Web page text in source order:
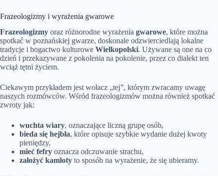
Frazeologizmy i wyrażenia gwarowe
Frazeologizmy oraz różnorodne wyrażenia gwarowe, które można
spotkać w poznańskiej gwarze, doskonale odzwierciedlają lokalne
tradycje i bogactwo kulturowe Wielkopolski. Używane są one na co
dzień i przekazywane z pokolenia na pokolenie, przez co dialekt ten
wciąż tętni życiem.
Ciekawym przykładem jest wołacz „tej”, którym zwracamy uwagę
naszych rozmówców. Wśród frazeologizmów można również spotkać
zwroty jak:
wuchta wiary, oznaczające liczną grupę osób,
bieda się hejbła, które opisuje szybkie wydanie dużej kwoty
pieniędzy,
mieć fefry oznacza odczuwanie strachu,
założyć kamloty to sposób na wyrażenie, że się ubieramy.